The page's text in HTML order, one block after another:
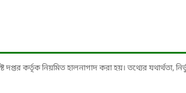
কর্তৃক নিয়মিত হালনাগাদ করা হয়। তথ্যের যথার্থতা,